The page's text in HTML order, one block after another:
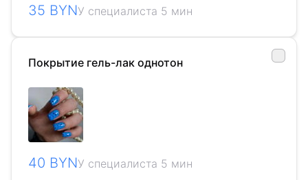
35 BYNУ специалиста 5 мин
Покрытие гель-лак однотон
40 BYNУ специалиста 5 мин